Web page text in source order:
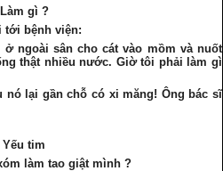
Làm gì ?
tới bệnh viện:
ngoài sân cho cát vào mồm và nuốt
thật nhiều nước. Giờ tôi phải làm gì
nó lại gần chỗ có xi măng! Ông bác sĩ
Yếu tim
làm tao giật mình ?